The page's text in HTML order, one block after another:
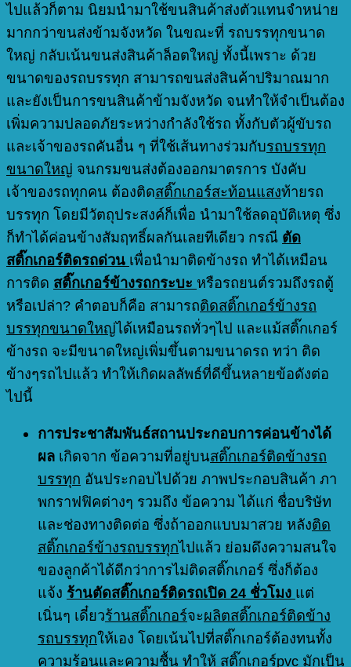
ไปแล้วก็ตาม นิยมนำมาใช้ขนสินค้าส่งตัวแทนจำหน่าย
มากกว่าขนส่งข้ามจังหวัด ในขณะที่ รถบรรทุกขนาด
ใหญ่ กลับเน้นขนส่งสินค้าล็อตใหญ่ ทั้งนี้เพราะ ด้วย
ขนาดของรถบรรทุก สามารถขนส่งสินค้าปริมาณมาก
และยังเป็นการขนสินค้าข้ามจังหวัด จนทำให้จำเป็นต้อง
เพิ่มความปลอดภัยระหว่างกำลังใช้รถ ทั้งกับตัวผู้ขับรถ
และเจ้าของรถคันอื่น ๆ ที่ใช้เส้นทางร่วมกับรถบรรทุก
ขนาดใหญ่ จนกรมขนส่งต้องออกมาตรการ บังคับ
เจ้าของรถทุกคน ต้องติดสติ๊กเกอร์สะท้อนแสงท้ายรถ
บรรทุก โดยมีวัตถุประสงค์ก็เพื่อ นำมาใช้ลดอุบัติเหตุ ซึ่ง
ก็ทำได้ค่อนข้างสัมฤทธิ์ผลกันเลยทีเดียว กรณี ตัด
สติ๊กเกอร์ติดรถด่วน เพื่อนำมาติดข้างรถ ทำได้เหมือน
การติด สติ๊กเกอร์ข้างรถกระบะ หรือรถยนต์รวมถึงรถตู้
หรือเปล่า? คำตอบก็คือ สามารถติดสติ๊กเกอร์ข้างรถ
บรรทุกขนาดใหญ่ได้เหมือนรถทั่วๆไป และแม้สติ๊กเกอร์
ข้างรถ จะมีขนาดใหญ่เพิ่มขึ้นตามขนาดรถ ทว่า ติด
ข้างๆรถไปแล้ว ทำให้เกิดผลลัพธ์ที่ดีขึ้นหลายข้อดังต่อ
ไปนี้
การประชาสัมพันธ์สถานประกอบการค่อนข้างได้
ผล เกิดจาก ข้อความที่อยู่บนสติ๊กเกอร์ติดข้างรถ
บรรทุก อันประกอบไปด้วย ภาพประกอบสินค้า ภา
พกราฟฟิคต่างๆ รวมถึง ข้อความ ได้แก่ ชื่อบริษัท
และช่องทางติดต่อ ซึ่งถ้าออกแบบมาสวย หลังติด
สติ๊กเกอร์ข้างรถบรรทุกไปแล้ว ย่อมดึงความสนใจ
ของลูกค้าได้ดีกว่าการไม่ติดสติ๊กเกอร์ ซึ่งก็ต้อง
แจ้ง ร้านตัดสติ๊กเกอร์ติดรถเปิด 24 ชั่วโมง แต่
เนิ่นๆ เดี๋ยวร้านสติ๊กเกอร์จะผลิตสติ๊กเกอร์ติดข้าง
รถบรรทุกให้เอง โดยเน้นไปที่สติ๊กเกอร์ต้องทนทั้ง
ความร้อนและความชื้น ทำให้ สติ๊กเกอร์pvc มักเป็น